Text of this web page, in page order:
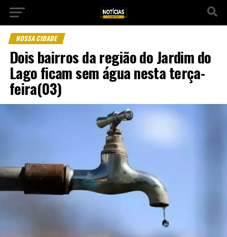
NOSSA CIDADE
Dois bairros da região do Jardim do
Lago ficam sem água nesta terça-
feira(03)